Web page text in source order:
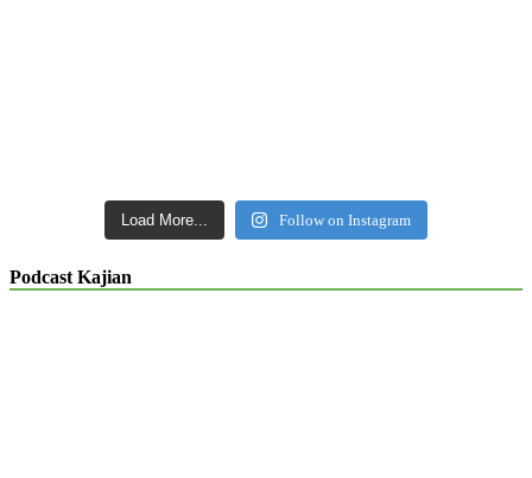
Load More... Follow on Instagram
Podcast Kajian